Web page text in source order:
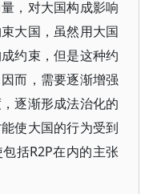
，对大国构成影响
大国，虽然用大国
约束，但是这种约
而，需要逐渐增强
逐渐形成法治化的
使大国的行为受到
括R2P在内的主张